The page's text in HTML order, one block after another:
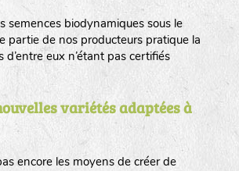
semences biodynamiques sous le
partie de nos producteurs pratique la
eux n’étant pas certifiés
variétés adaptées à
encore les moyens de créer de
(Ici Belle de nuit)
(ici 2020)
ou du fournisseur de la